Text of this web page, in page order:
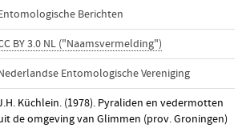
Berichten
BY 3.0 NL ("Naamsvermelding")
Entomologische Vereniging
Küchlein. (1978). Pyraliden en vedermotten
de omgeving van Glimmen (prov. Groningen)